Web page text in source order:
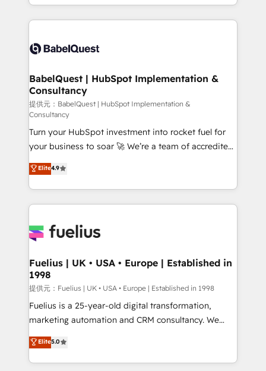
Innovation HubSpot Impact Award - Platform
Migration Excellence HubSpot Impact Award -
professionals.
with... • CRM implementation, reports & workflows,
and team training • CRM migration: Salesforce,
Custom API integrations & ERP systems inc. SAP and
super skilled members) • 150+ Clients for Sales Hub,
Marketing Hub, Service Hub, Data Hub and Website
(CMS) • ISO/IEC 27001:2022, ISO 9001:2015 and
now... ISO 42001: 2023 certified • Exclusive AI
'GuardHub' governance framework, based on ISO
42001 - helping you 'organise complexity' 𝗥𝗲𝗮𝗱𝘆
𝗳𝗼𝗿 𝘁𝗵𝗲 𝗻𝗲𝘅𝘁 𝘀𝘁𝗲𝗽? Click the 👈 '𝗖𝗼𝗻𝘁𝗮𝗰𝘁
𝗯𝘂𝘀𝗶𝗻𝗲𝘀𝘀' button to get in touch (𝘸𝘦'𝘳𝘦 𝘴𝘶𝘱𝘦𝘳
𝘳𝘦𝘴𝘱𝘰𝘯𝘴𝘪𝘷𝘦)
BabelQuest | HubSpot Implementation &
Consultancy
提供元：BabelQuest | HubSpot Implementation &
Consultancy
Turn your HubSpot investment into rocket fuel for
your business to soar 🚀 We’re a team of accredited
HubSpot experts ready to help you. We can
implement the platform into complex business
environments, optimise what you've got and make
sure you can actually use it, build your website in
for you and execute it on HubSpot. We are on the
framework, meaning we've been accredited by
HubSpot and vetted by the CCS, which means we
can support public sector companies as well the
other ones listed in our profile. Our services: -
HubSpot implementation - HubSpot CMS website
is there for you to: - Grow revenue, and run your
business more efficiently - Build stronger
Elite4.9
Fuelius | UK • USA • Europe | Established in
1998
提供元：Fuelius | UK • USA • Europe | Established in 1998
Fuelius is a 25-year-old digital transformation,
marketing automation and CRM consultancy. We
enable mid-market and enterprise clients to
maximise their return from digital and fuel their
growth. We modernise platforms, streamline
Elite5.0